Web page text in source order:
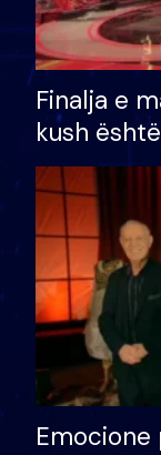
Finalja e
kush
shtëpinë
të fituar